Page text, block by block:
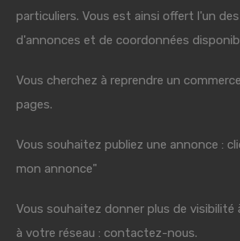
particuliers. Vous est ainsi offert l'un
d'annonces et de coordonnées
Vous cherchez à reprendre un
pages.
Vous souhaitez publiez une annonce :
mon annonce"
Vous souhaitez donner plus de visibilité
à votre réseau : contactez-nous.